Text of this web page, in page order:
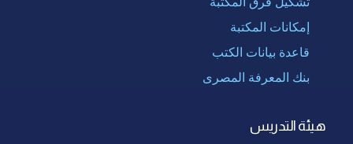
إمكانات المكتبة
قاعدة بيانات الكتب
بنك المعرفة المصرى
هيئة التدريس